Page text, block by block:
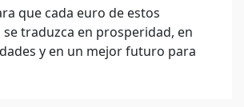
que cada euro de estos
traduzca en prosperidad, en
y en un mejor futuro para